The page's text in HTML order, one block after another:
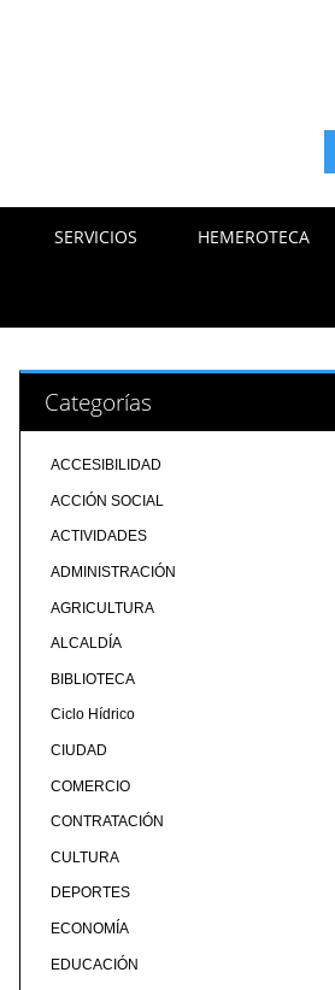
SERVICIOS HEMEROTECA
Categorías
ACCESIBILIDAD
ACCIÓN SOCIAL
ACTIVIDADES
ADMINISTRACIÓN
AGRICULTURA
ALCALDÍA
BIBLIOTECA
Ciclo Hídrico
CIUDAD
COMERCIO
CONTRATACIÓN
CULTURA
DEPORTES
ECONOMÍA
EDUCACIÓN